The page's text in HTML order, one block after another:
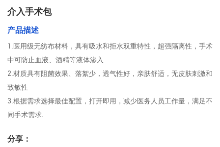
介入手术包
产品描述
1.医用级无纺布材料，具有吸水和拒水双重特性，超强隔离性，手术
中可防止血液、酒精等液体渗入
2.材质具有阻菌效果、落絮少，透气性好，亲肤舒适，无皮肤刺激和
致敏性
3.根据需求选择最佳配置，打开即用，减少医务人员工作量，满足不
同手术需求.
分享：